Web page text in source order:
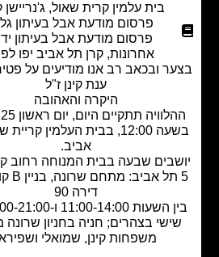
בית עלמין קרית שאול,ג'נריישן קפיטל,
פרסום מודעת אבל בעיתון גלובס,
פרסום מודעת אבל בעיתון ידיעות
אחרונות,קרן תל אביב יפו לפיתוח
ובכאב רב אנו מודיעים על פטירתה של
ענת קינן ז"ל
היקרה והאהובה
ההלוויה תתקיים היום, יום ראשון 30.11.25
בשעה 12:00, בבית העלמין קריית שאול תל
שבעה בבית המנוחה רחוב קלמן מגן
5 תל אביב: מתחם שרונה, בניין B קומה 25
בין השעות 11:00-14:00 ו-16:00-21:00 עד
בצהרים; חניה בחניון שרונה מרקט.
משפחות קינן, שמואלי ושפירא.